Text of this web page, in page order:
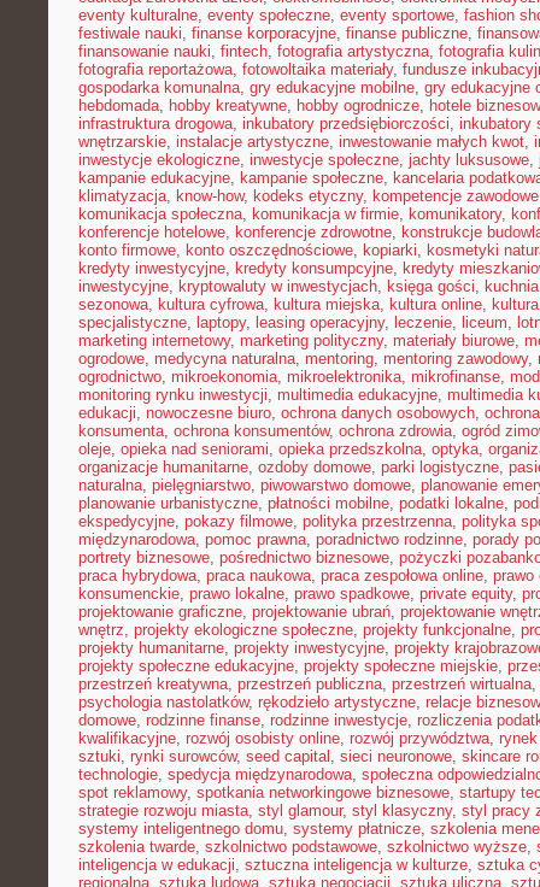
eventy kulturalne, eventy społeczne, eventy sportowe, fashion
festiwale nauki, finanse korporacyjne, finanse publiczne,
finansowanie nauki, fintech, fotografia artystyczna, fotografia
fotografia reportażowa, fotowoltaika materiały, fundusze
gospodarka komunalna, gry edukacyjne mobilne, gry edukacyjne
hebdomada, hobby kreatywne, hobby ogrodnicze, hotele
infrastruktura drogowa, inkubatory przedsiębiorczości, inkubatory
wnętrzarskie, instalacje artystyczne, inwestowanie małych kwot,
inwestycje ekologiczne, inwestycje społeczne, jachty luksusowe,
kampanie edukacyjne, kampanie społeczne, kancelaria
klimatyzacja, know-how, kodeks etyczny, kompetencje zawodowe
komunikacja społeczna, komunikacja w firmie, komunikatory,
konferencje hotelowe, konferencje zdrowotne, konstrukcje
konto firmowe, konto oszczędnościowe, kopiarki, kosmetyki
kredyty inwestycyjne, kredyty konsumpcyjne, kredyty
inwestycyjne, kryptowaluty w inwestycjach, księga gości,
sezonowa, kultura cyfrowa, kultura miejska, kultura online,
specjalistyczne, laptopy, leasing operacyjny, leczenie, liceum,
marketing internetowy, marketing polityczny, materiały biurowe,
ogrodowe, medycyna naturalna, mentoring, mentoring zawodowy,
ogrodnictwo, mikroekonomia, mikroelektronika, mikrofinanse,
monitoring rynku inwestycji, multimedia edukacyjne, multimedia
edukacji, nowoczesne biuro, ochrona danych osobowych,
konsumenta, ochrona konsumentów, ochrona zdrowia, ogród
oleje, opieka nad seniorami, opieka przedszkolna, optyka,
organizacje humanitarne, ozdoby domowe, parki logistyczne,
naturalna, pielęgniarstwo, piwowarstwo domowe, planowanie
planowanie urbanistyczne, płatności mobilne, podatki lokalne,
ekspedycyjne, pokazy filmowe, polityka przestrzenna, polityka
międzynarodowa, pomoc prawna, poradnictwo rodzinne, porady
portrety biznesowe, pośrednictwo biznesowe, pożyczki
praca hybrydowa, praca naukowa, praca zespołowa online, prawo
konsumenckie, prawo lokalne, prawo spadkowe, private equity,
projektowanie graficzne, projektowanie ubrań, projektowanie
wnętrz, projekty ekologiczne społeczne, projekty funkcjonalne,
projekty humanitarne, projekty inwestycyjne, projekty
projekty społeczne edukacyjne, projekty społeczne miejskie,
przestrzeń kreatywna, przestrzeń publiczna, przestrzeń wirtualna,
psychologia nastolatków, rękodzieło artystyczne, relacje
domowe, rodzinne finanse, rodzinne inwestycje, rozliczenia
kwalifikacyjne, rozwój osobisty online, rozwój przywództwa,
sztuki, rynki surowców, seed capital , sieci neuronowe, skincare
technologie, spedycja międzynarodowa, społeczna
spot reklamowy, spotkania networkingowe biznesowe, startupy
strategie rozwoju miasta, styl glamour, styl klasyczny, styl pracy
systemy inteligentnego domu, systemy płatnicze, szkolenia
szkolenia twarde, szkolnictwo podstawowe, szkolnictwo wyższe,
inteligencja w edukacji, sztuczna inteligencja w kulturze, sztuka
regionalna, sztuka ludowa, sztuka negocjacji, sztuka uliczna,